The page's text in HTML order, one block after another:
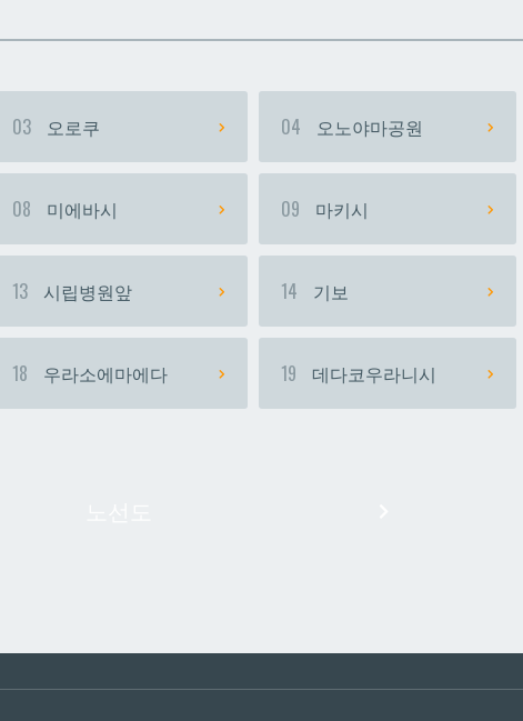
03 오로쿠 04 오노야마공원
08 미에바시 09 마키시
13 시립병원앞 14 기보
18 우라소에마에다 19 데다코우라니시